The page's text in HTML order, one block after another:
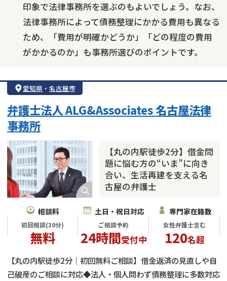
印象で法律事務所を選ぶのもよいでしょう。なお、
法律事務所によって債務整理にかかる費用も異なる
ため、「費用が明確かどうか」「どの程度の費用
がかかるのか」も事務所選びのポイントです。
愛知県 ・ 名古屋市
【丸の内駅徒歩2分】借金問
題に悩む方の“いま”に向き
合い、生活再建を支える名
古屋の弁護士
弁護士法人 ALG&Associates 名古屋法律
事務所
相談料
初回相談(30分)
無料
土日・祝日対応
ご相談予約
24時間受付中
専門家在籍数
女性弁護士含む
120名超
【丸の内駅徒歩2分｜初回無料ご相談】借金返済の見直しや自
己破産のご相談に対応◆法人・個人問わず債務整理に多数対応